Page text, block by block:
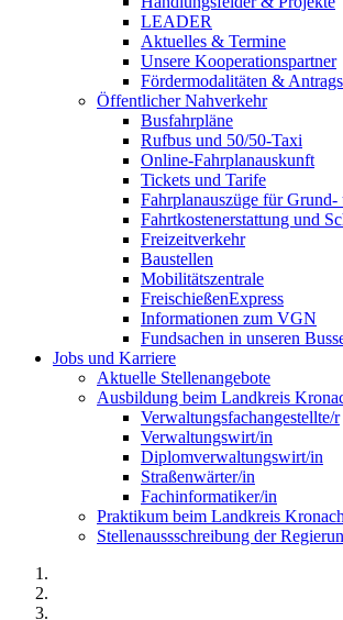
LEADER
Aktuelles & Termine
Unsere Kooperationspartner
Fördermodalitäten &
Öffentlicher Nahverkehr
Busfahrpläne
Rufbus und 50/50-Taxi
Online-Fahrplanauskunft
Tickets und Tarife
Fahrplanauszüge für
Fahrtkostenerstattung und
Freizeitverkehr
Baustellen
Mobilitätszentrale
FreischießenExpress
Informationen zum VGN
Fundsachen in unseren
Jobs und Karriere
Aktuelle Stellenangebote
Ausbildung beim Landkreis
Verwaltungsfachangestellte/r
Verwaltungswirt/in
Diplomverwaltungswirt/in
Straßenwärter/in
Fachinformatiker/in
Praktikum beim Landkreis Kronach
Stellenaussschreibung der